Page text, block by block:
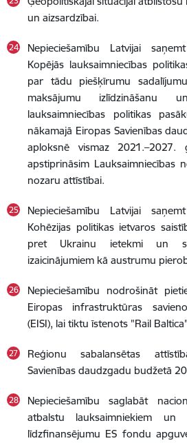
un aizsardzībai.
Nepieciešamību Latvijai
Kopējās lauksaimniecības
par tādu piešķīrumu
maksājumu izlīdzināšanu
lauksaimniecības politikas
nākamajā Eiropas Savienības
aploksnē vismaz 2021.–2027.
apstiprināsim Lauksaimniecības
nozaru attīstībai.
Nepieciešamību Latvijai
Kohēzijas politikas ietvaros
pret Ukrainu ietekmi un
izaicinājumiem kā austrumu
Nepieciešamību nodrošināt
Eiropas infrastruktūras
(EISI), lai tiktu īstenots "Rail
Reģionu sabalansētas
Savienības daudzgadu budžetā
Nepieciešamību saglabāt
atbalstu lauksaimniekiem un
līdzfinansējumu ES fondu